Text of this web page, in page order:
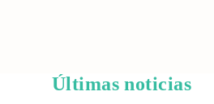
Últimas noticias